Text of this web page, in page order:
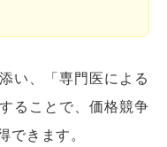
い、「専門医による
ることで、価格競争
きます。